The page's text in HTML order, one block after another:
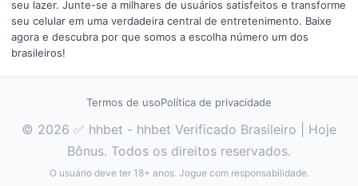
seu lazer. Junte-se a milhares de usuários satisfeitos e transforme
seu celular em uma verdadeira central de entretenimento. Baixe
agora e descubra por que somos a escolha número um dos
brasileiros!
Termos de usoPolítica de privacidade
© 2026 ✅ hhbet - hhbet Verificado Brasileiro | Hoje
Bônus. Todos os direitos reservados.
O usuário deve ter 18+ anos. Jogue com responsabilidade.